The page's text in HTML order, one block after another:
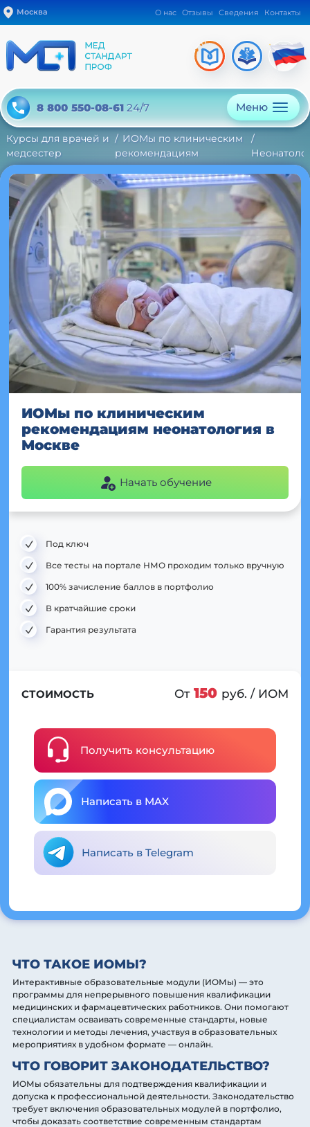
Москва О нас Отзывы Сведения Контакты
8 800 550-08-61 24/7 Меню
Курсы для врачей и
медсестер
ИОМы по клиническим
рекомендациям
ИОМы по клиническим
рекомендациям неонатология в
Москве
Начать обучение
Под ключ
Все тесты на портале НМО проходим только вручную
100% зачисление баллов в портфолио
В кратчайшие сроки
Гарантия результата
СТОИМОСТЬ От 150 руб. / ИОМ
Получить консультацию
Написать в MAX
Написать в Telegram
ЧТО ТАКОЕ ИОМЫ?
Интерактивные образовательные модули (ИОМы) — это
программы для непрерывного повышения квалификации
медицинских и фармацевтических работников. Они помогают
специалистам осваивать современные стандарты, новые
технологии и методы лечения, участвуя в образовательных
мероприятиях в удобном формате — онлайн.
ЧТО ГОВОРИТ ЗАКОНОДАТЕЛЬСТВО?
ИОМы обязательны для подтверждения квалификации и
допуска к профессиональной деятельности. Законодательство
требует включения образовательных модулей в портфолио,
чтобы доказать соответствие современным стандартам